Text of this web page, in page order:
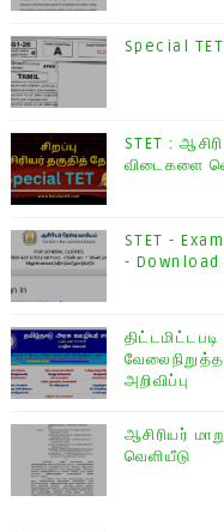
Special
STET :
விடைகளை
STET -
-
அறிவிப்பு
ஆசிரியர்
வெளியீடு